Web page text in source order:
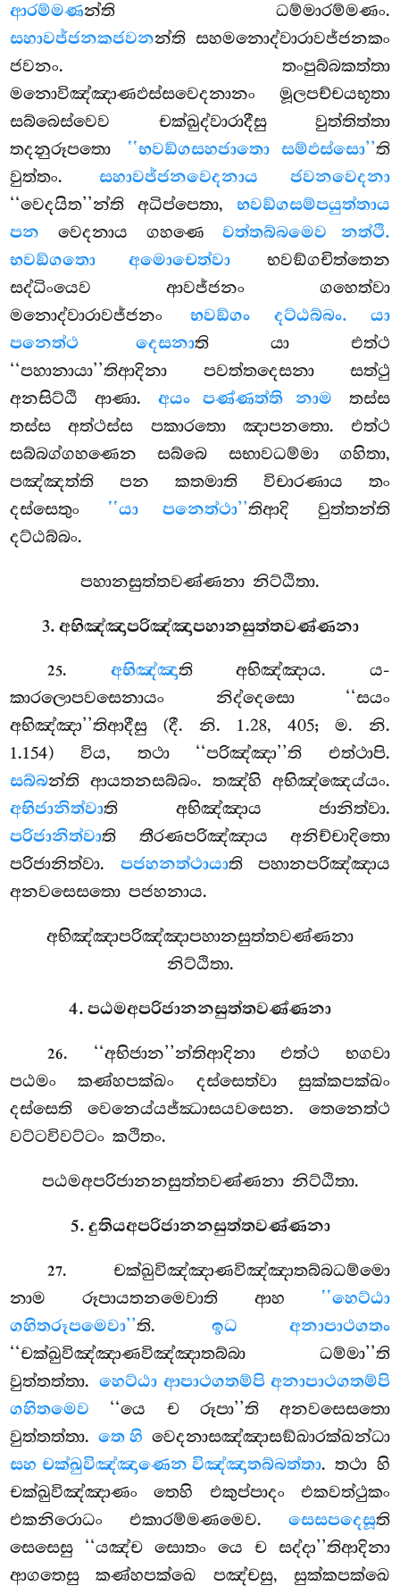
ආරම්මණන්ති ධම්මාරම්මණං.
සහාවජ්ජනකජවනන්ති සහමනොද්වාරාවජ්ජනකං
ජවනං. තංපුබ්බකත්තා
මනොවිඤ්ඤාණඵස්සවෙදනානං මූලපච්චයභූතා
සබ්බෙස්වෙව චක්ඛුද්වාරාදීසු වුත්තිත්තා
තදනුරූපතො ‘‘භවඞ්ගසහජාතො සම්ඵස්සො’’ති
වුත්තං. සහාවජ්ජනවෙදනාය ජවනවෙදනා
‘‘වෙදයිත’’න්ති අධිප්පෙතා, භවඞ්ගසම්පයුත්තාය
පන වෙදනාය ගහණෙවත්තබ්බමෙව නත්ථි.
භවඞ්ගතො අමොචෙත්වාභවඞ්ගචිත්තෙන
සද්ධිංයෙව ආවජ්ජනං ගහෙත්වා
මනොද්වාරාවජ්ජනංභවඞ්ගං දට්ඨබ්බං. යා
පනෙත්ථ දෙසනාති යා එත්ථ
‘‘පහානායා’’තිආදිනා පවත්තදෙසනා සත්ථු
අනසිට්ඨි ආණා.අයං පණ්ණත්ති නාම තස්ස
තස්ස අත්ථස්ස පකාරතො ඤාපනතො. එත්ථ
සබ්බග්ගහණෙන සබ්බෙ සභාවධම්මා ගහිතා,
පඤ්ඤත්ති පන කතමාති විචාරණාය තං
දස්සෙතුං ‘‘යා පනෙත්ථා’’තිආදි වුත්තන්ති
දට්ඨබ්බං.
පහානසුත්තවණ්ණනා නිට්ඨිතා.
3. අභිඤ්ඤාපරිඤ්ඤාපහානසුත්තවණ්ණනා
25. අභිඤ්ඤාතිඅභිඤ්ඤාය. ය-
කාරලොපවසෙනායං නිද්දෙසො ‘‘සයං
අභිඤ්ඤා’’තිආදීසු (දී. නි. 1.28, 405; ම. නි.
1.154) විය, තථා ‘‘පරිඤ්ඤා’’ති එත්ථාපි.
සබ්බන්ති ආයතනසබ්බං. තඤ්හි අභිඤ්ඤෙය්යං.
අභිජානිත්වාති අභිඤ්ඤාය ජානිත්වා.
පරිජානිත්වාති තීරණපරිඤ්ඤාය අනිච්චාදිතො
පරිජානිත්වා. පජහනත්ථායාති පහානපරිඤ්ඤාය
අනවසෙසතො පජහනාය.
අභිඤ්ඤාපරිඤ්ඤාපහානසුත්තවණ්ණනා
නිට්ඨිතා.
4. පඨමඅපරිජානනසුත්තවණ්ණනා
26. ‘‘අභිජාන’’න්තිආදිනා එත්ථ භගවා
පඨමං කණ්හපක්ඛං දස්සෙත්වා සුක්කපක්ඛං
දස්සෙති වෙනෙය්යජ්ඣාසයවසෙන. තෙනෙත්ථ
වට්ටවිවට්ටං කථිතං.
පඨමඅපරිජානනසුත්තවණ්ණනා නිට්ඨිතා.
5. දුතියඅපරිජානනසුත්තවණ්ණනා
27. චක්ඛුවිඤ්ඤාණවිඤ්ඤාතබ්බධම්මො
නාම රූපායතනමෙවාති ආහ ‘‘හෙට්ඨා
ගහිතරූපමෙවා’’ති. ඉධ අනාපාථගතං
‘‘චක්ඛුවිඤ්ඤාණවිඤ්ඤාතබ්බා ධම්මා’’ති
වුත්තත්තා.හෙට්ඨා ආපාථගතම්පි අනාපාථගතම්පි
ගහිතමෙව ‘‘යෙ ච රූපා’’ති අනවසෙසතො
වුත්තත්තා.තෙ හි වෙදනාසඤ්ඤාසඞ්ඛාරක්ඛන්ධා
සහ චක්ඛුවිඤ්ඤාණෙන විඤ්ඤාතබ්බත්තා. තථා හි
චක්ඛුවිඤ්ඤාණං තෙහි එකුප්පාදං එකවත්ථුකං
එකනිරොධං එකාරම්මණමෙව. සෙසපදෙසූති
සෙසෙසු ‘‘යඤ්ච සොතං යෙ ච සද්දා’’තිආදිනා
ආගතෙසු කණ්හපක්ඛෙ පඤ්චසු, සුක්කපක්ඛෙ